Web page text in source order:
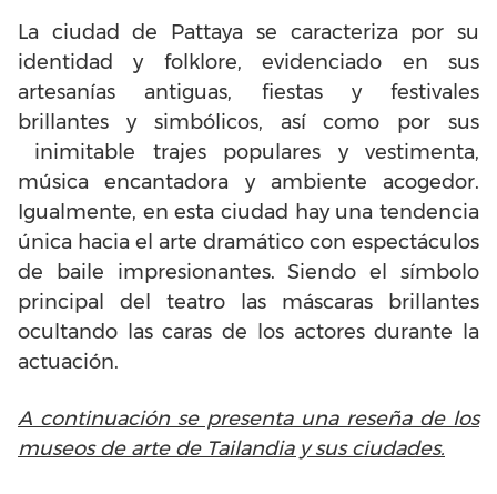
La ciudad de Pattaya se caracteriza por su
identidad y folklore, evidenciado en sus
artesanías antiguas, fiestas y festivales
brillantes y simbólicos, así como por sus
inimitable trajes populares y vestimenta,
música encantadora y ambiente acogedor.
Igualmente, en esta ciudad hay una tendencia
única hacia el arte dramático con espectáculos
de baile impresionantes. Siendo el símbolo
principal del teatro las máscaras brillantes
ocultando las caras de los actores durante la
actuación.
A continuación se presenta una reseña de los
museos de arte de Tailandia y sus ciudades.